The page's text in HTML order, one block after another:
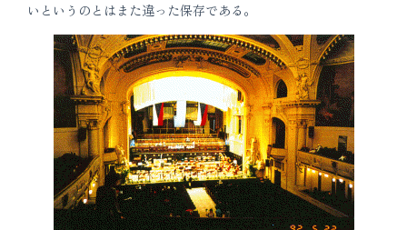
いというのとはまた違った保存である。